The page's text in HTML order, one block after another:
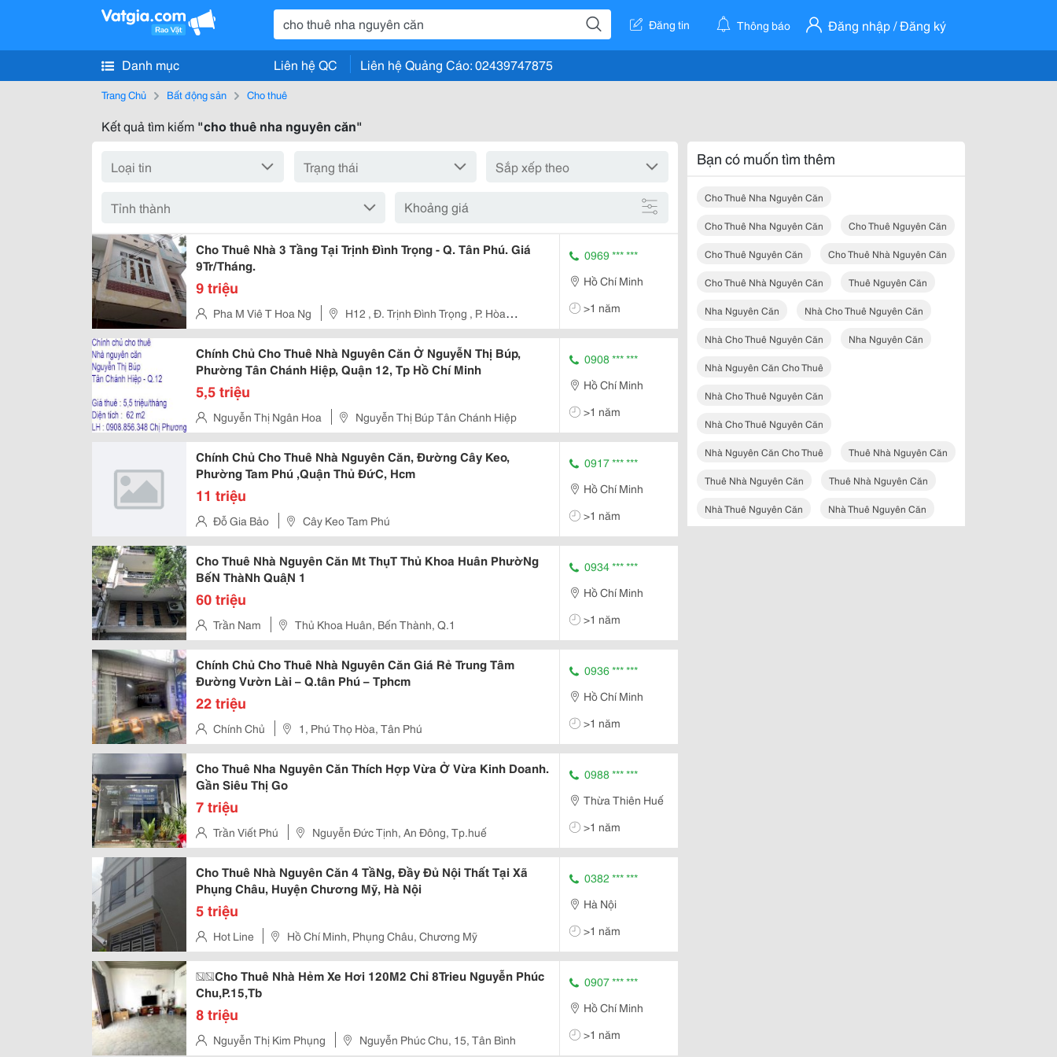
Đăng tin Thông báo Đăng nhập / Đăng ký
Danh mục Liên hệ QC Liên hệ Quảng Cáo: 02439747875
Trang Chủ Bất động sản Cho thuê
Kết quả tìm kiếm "cho thuê nha nguyên căn"
Khoảng giá
Cho Thuê Nhà 3 Tầng Tại Trịnh Đình Trọng - Q. Tân Phú. Giá
9Tr/Tháng.
9 triệu
Pha M Viê T Hoa Ng
H12 , Đ. Trịnh Đình Trọng , P. Hòa
Thạnh , Q. Tân Phú.
0969 *** ***
Hồ Chí Minh
>1 năm
Chính Chủ Cho Thuê Nhà Nguyên Căn Ở NguyễN Thị Búp,
Phường Tân Chánh Hiệp, Quận 12, Tp Hồ Chí Minh
5,5 triệu
Nguyễn Thị Ngân Hoa Nguyễn Thị Búp Tân Chánh Hiệp
0908 *** ***
Hồ Chí Minh
>1 năm
Chính Chủ Cho Thuê Nhà Nguyên Căn, Đường Cây Keo,
Phường Tam Phú ,Quận Thủ ĐứC, Hcm
11 triệu
Đỗ Gia Bảo Cây Keo Tam Phú
0917 *** ***
Hồ Chí Minh
>1 năm
Cho Thuê Nhà Nguyên Căn Mt ThụT Thủ Khoa Huân PhườNg
BếN ThàNh QuậN 1
60 triệu
Trần Nam Thủ Khoa Huân, Bến Thành, Q.1
0934 *** ***
Hồ Chí Minh
>1 năm
Chính Chủ Cho Thuê Nhà Nguyên Căn Giá Rẻ Trung Tâm
Đường Vườn Lài – Q.tân Phú – Tphcm
22 triệu
Chính Chủ 1, Phú Thọ Hòa, Tân Phú
0936 *** ***
Hồ Chí Minh
>1 năm
Cho Thuê Nha Nguyên Căn Thích Hợp Vừa Ở Vừa Kinh Doanh.
Gần Siêu Thị Go
7 triệu
Trần Viết Phú Nguyễn Đức Tịnh, An Đông, Tp.huế
0988 *** ***
Thừa Thiên Huế
>1 năm
Cho Thuê Nhà Nguyên Căn 4 TầNg, Đầy Đủ Nội Thất Tại Xã
Phụng Châu, Huyện Chương Mỹ, Hà Nội
5 triệu
Hot Line Hồ Chí Minh, Phụng Châu, Chương Mỹ
0382 *** ***
Hà Nội
>1 năm
��Cho Thuê Nhà Hẻm Xe Hơi 120M2 Chỉ 8Trieu Nguyễn Phúc
Chu,P.15,Tb
8 triệu
Nguyễn Thị Kim Phụng Nguyễn Phúc Chu, 15, Tân Bình
0907 *** ***
Hồ Chí Minh
>1 năm
Bạn có muốn tìm thêm
Cho Thuê Nha Nguyên Căn
Cho Thuê Nha Nguyên Căn Cho Thuê Nguyên Căn
Cho Thuê Nguyên Căn Cho Thuê Nhà Nguyên Căn
Cho Thuê Nhà Nguyên Căn Thuê Nguyên Căn
Nha Nguyên Căn Nhà Cho Thuê Nguyên Căn
Nhà Cho Thuê Nguyên Căn Nha Nguyên Căn
Nhà Nguyên Căn Cho Thuê
Nhà Cho Thuê Nguyên Căn
Nhà Cho Thuê Nguyên Căn
Nhà Nguyên Căn Cho Thuê Thuê Nhà Nguyên Căn
Thuê Nhà Nguyên Căn Thuê Nhà Nguyên Căn
Nhà Thuê Nguyên Căn Nhà Thuê Nguyên Căn